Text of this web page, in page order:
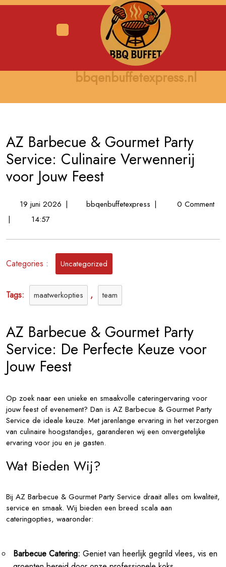
Skip
bbqenbuffetexpress.nl
AZ Barbecue & Gourmet Party
Service: Culinaire Verwennerij
voor Jouw Feest
19 juni 202619| bbqenbuffetexpressAZ
Gourmet
|
0 Comment
|
14:57
Categories : Uncategorized
Tags: maatwerkopties , team
AZ Barbecue & Gourmet Party
Service: De Perfecte Keuze voor
Jouw Feest
Op zoek naar een unieke en smaakvolle cateringervaring voor
jouw feest of evenement? Dan is AZ Barbecue & Gourmet Party
Service de ideale keuze. Met jarenlange ervaring in het verzorgen
van culinaire hoogstandjes, garanderen wij een onvergetelijke
ervaring voor jou en je gasten.
Wat Bieden Wij?
Bij AZ Barbecue & Gourmet Party Service draait alles om kwaliteit,
service en smaak. Wij bieden een breed scala aan
cateringopties, waaronder:
Barbecue Catering: Geniet van heerlijk gegrild vlees, vis en